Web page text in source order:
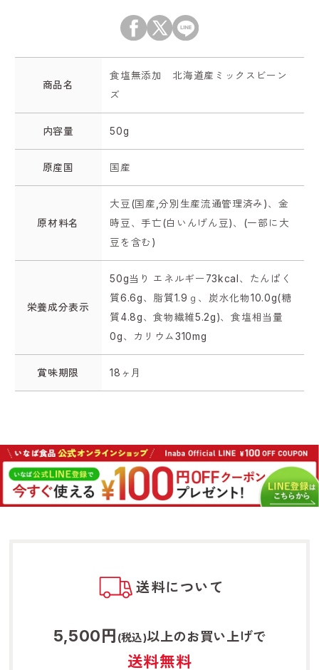
商品名
食塩無添加 北海道産ミックスビーン
ズ
内容量 50g
原産国 国産
原材料名
大豆(国産,分別生産流通管理済み)、金
時豆、手亡(白いんげん豆)、(一部に大
豆を含む)
栄養成分表示
50g当り エネルギー73kcal、たんぱく
質6.6g、脂質1.9ｇ、炭水化物10.0g(糖
質4.8g、食物繊維5.2g)、食塩相当量
0g、カリウム310mg
賞味期限 18ヶ月
送料について
5,500円 (税込)以上のお買い上げで
送料無料